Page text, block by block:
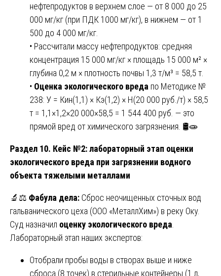
нефтепродуктов в верхнем слое — от 8 000 до 25
000 мг/кг (при ПДК 1000 мг/кг), в нижнем — от 1
500 до 4 000 мг/кг.
• Рассчитали массу нефтепродуктов: средняя
концентрация 15 000 мг/кг × площадь 15 000 м² ×
глубина 0,2 м × плотность почвы 1,3 т/м³ = 58,5 т.
• Оценка экологического вреда по Методике №
238: У = Кин(1,1) × Кэ(1,2) × Н(20 000 руб./т) × 58,5
т = 1,1×1,2×20 000×58,5 = 1 544 400 руб. — это
прямой вред от химического загрязнения. 🛢️🧫
Раздел 10. Кейс №2: лабораторный этап оценки
экологического вреда при загрязнении водного
объекта тяжелыми металлами
🔬⚖️ Фабула дела: Сброс неочищенных сточных вод
гальванического цеха (ООО «МеталлХим») в реку Оку.
Суд назначил оценку экологического вреда
Лабораторный этап наших экспертов:
Отобрали пробы воды в створах выше и ниже
сброса (8 точек) в стерильные контейнеры (1 л,